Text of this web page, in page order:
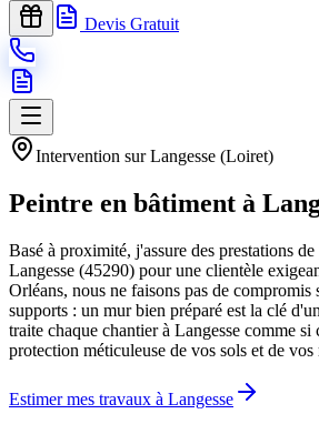
Devis Gratuit
Intervention surLangesse (Loiret)
Peintre en bâtiment à
Basé à proximité, j'assure des prestations
Langesse (45290) pour une clientèle
Orléans, nous ne faisons pas de compromis
supports : un mur bien préparé est la clé
traite chaque chantier à Langesse comme
protection méticuleuse de vos sols et de vos
Estimer mes travaux à Langesse